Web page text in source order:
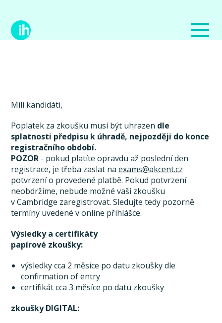
Milí kandidáti,
Poplatek za zkoušku musí být uhrazen dle
splatnosti předpisu k úhradě, nejpozději do konce
registračního období.
POZOR - pokud platíte opravdu až poslední den
registrace, je třeba zaslat naexams@akcent.cz
potvrzení o provedené platbě. Pokud potvrzení
neobdržíme, nebude možné vaši zkoušku
v Cambridge zaregistrovat. Sledujte tedy pozorně
termíny uvedené v online přihlášce.
Výsledky a certifikáty
papírové zkoušky:
výsledky cca 2 měsíce po datu zkoušky dle
confirmation of entry
certifikát cca 3 měsíce po datu zkoušky
zkoušky DIGITAL: